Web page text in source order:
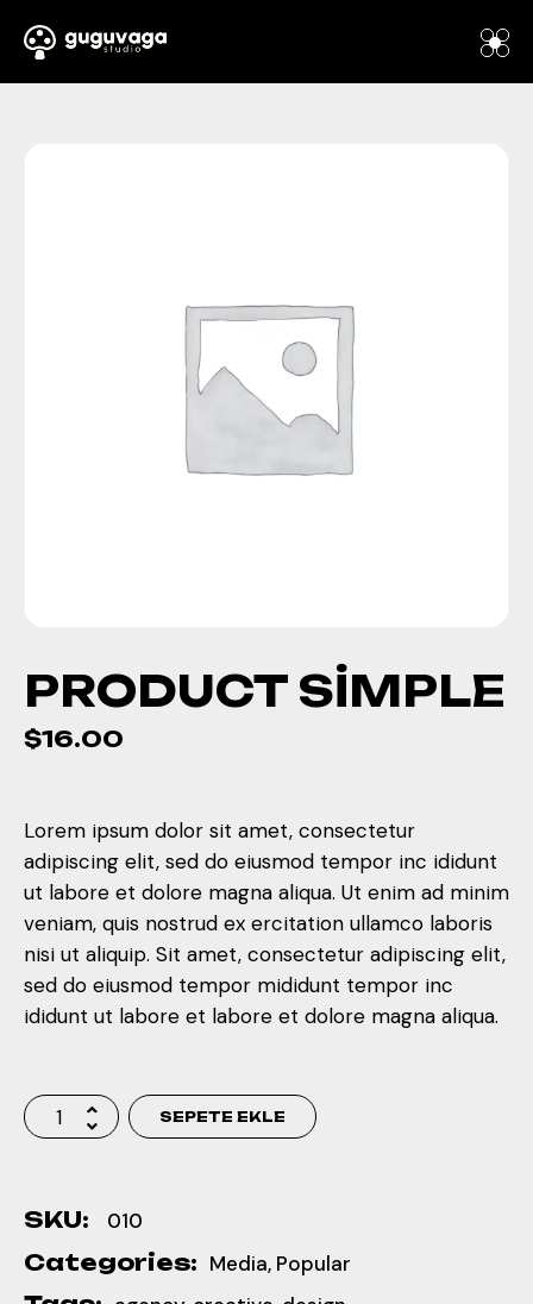
PRODUCT SIMPLE
$16.00
Lorem ipsum dolor sit amet, consectetur
adipiscing elit, sed do eiusmod tempor inc ididunt
ut labore et dolore magna aliqua. Ut enim ad minim
veniam, quis nostrud ex ercitation ullamco laboris
nisi ut aliquip. Sit amet, consectetur adipiscing elit,
sed do eiusmod tempor mididunt tempor inc
ididunt ut labore et labore et dolore magna aliqua.
SEPETE EKLE
SKU: 010
Categories: Media, Popular